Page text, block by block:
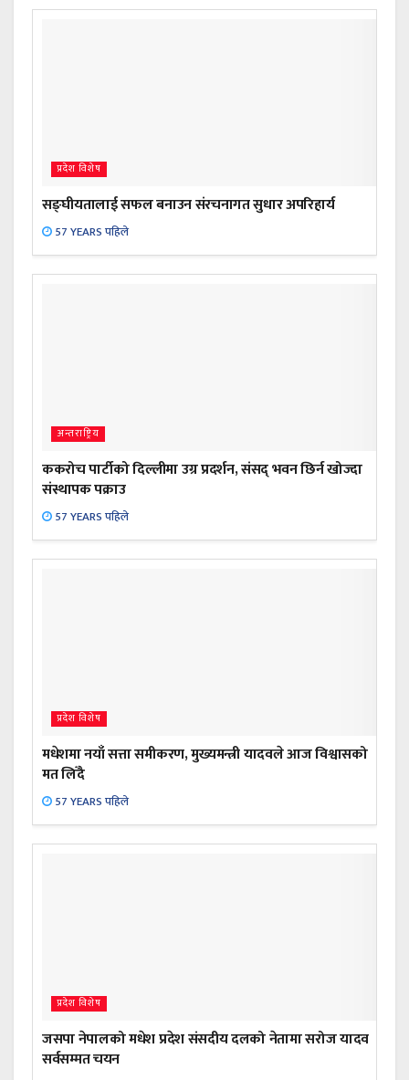
प्रदेश विशेष
सङ्घीयतालाई सफल बनाउन संरचनागत सुधार अपरिहार्य
57 YEARS पहिले
अन्तराष्ट्रिय
ककरोच पार्टीको दिल्लीमा उग्र प्रदर्शन, संसद् भवन छिर्न खोज्दा
संस्थापक पक्राउ
57 YEARS पहिले
प्रदेश विशेष
मधेशमा नयाँ सत्ता समीकरण, मुख्यमन्त्री यादवले आज विश्वासको
मत लिँदै
57 YEARS पहिले
प्रदेश विशेष
जसपा नेपालको मधेश प्रदेश संसदीय दलको नेतामा सरोज यादव
सर्वसम्मत चयन